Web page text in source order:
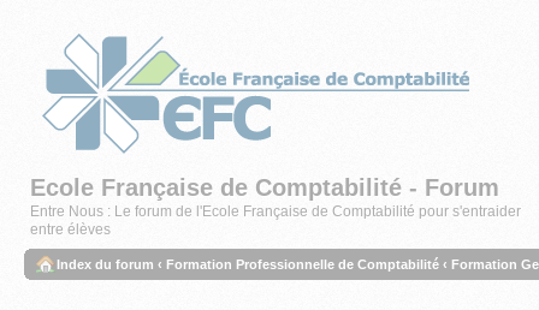
Ecole Française de Comptabilité - Forum
Entre Nous : Le forum de l'Ecole Française de Comptabilité pour s'entraider
entre élèves
Index du forum ‹ Formation Professionnelle de Comptabilité ‹ Formation